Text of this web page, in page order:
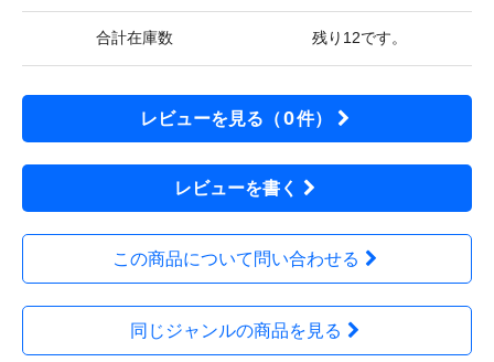
合計在庫数 残り12です。
レビューを見る（0件）
レビューを書く
この商品について問い合わせる
同じジャンルの商品を見る